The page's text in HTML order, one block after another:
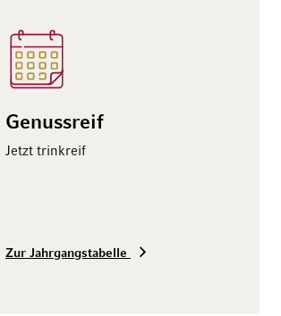
Genussreif
Jetzt trinkreif
Zur Jahrgangstabelle